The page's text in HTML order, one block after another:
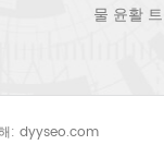
우리
격 증명
물 윤활
: dyyseo.com